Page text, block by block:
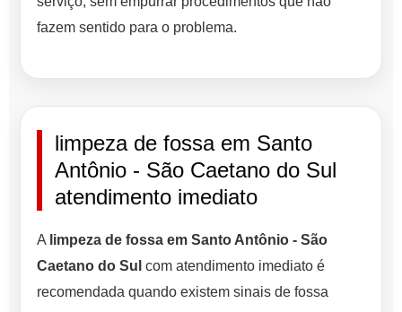
fazem sentido para o problema.
limpeza de fossa em Santo
Antônio - São Caetano do Sul
atendimento imediato
A limpeza de fossa em Santo Antônio - São
Caetano do Sul com atendimento imediato é
recomendada quando existem sinais de fossa